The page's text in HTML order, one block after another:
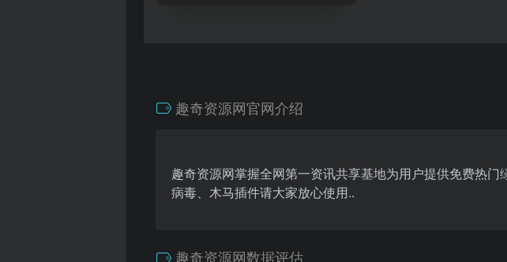
趣奇资源网官网介绍
趣奇资源网掌握全网第一资讯共享基地为用户提供免费热
病毒、木马插件请大家放心使用..
趣奇资源网数据评估